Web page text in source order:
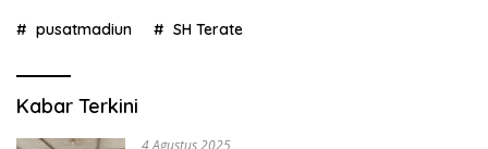
pusatmadiun SH Terate
Kabar Terkini